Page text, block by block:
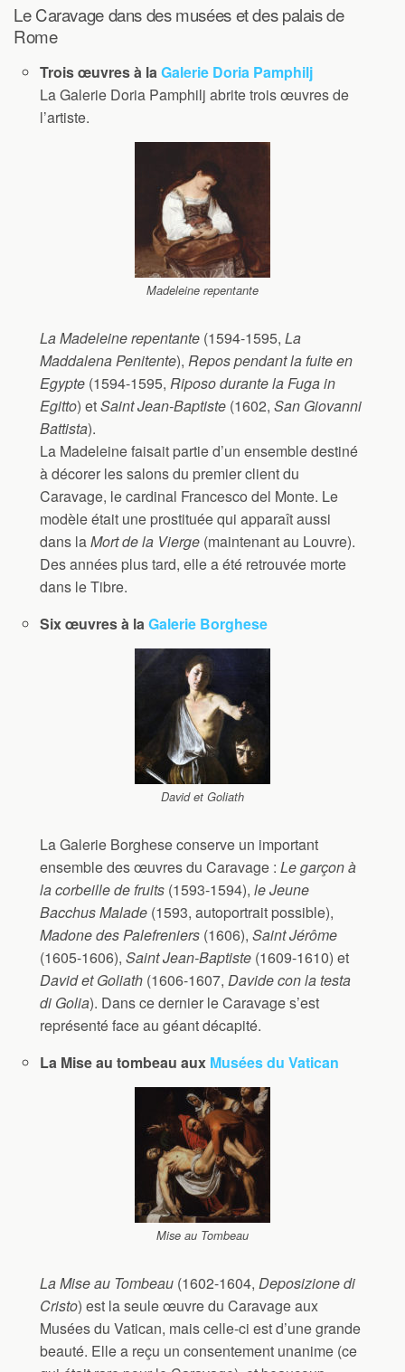
Le Caravage dans des musées et des palais de
Rome
Trois œuvres à laGalerie Doria Pamphilj
La Galerie Doria Pamphilj abrite trois œuvres de
l’artiste.
Madeleine repentante
La Madeleine repentante (1594-1595,La
Maddalena Penitente),Repos pendant la fuite en
Egypte (1594-1595,Riposo durante la Fuga in
Egitto) etSaint Jean-Baptiste (1602,San Giovanni
Battista).
La Madeleine faisait partie d’un ensemble destiné
à décorer les salons du premier client du
Caravage, le cardinal Francesco del Monte. Le
modèle était une prostituée qui apparaît aussi
dans laMort de la Vierge (maintenant au Louvre).
Des années plus tard, elle a été retrouvée morte
dans le Tibre.
Six œuvres à laGalerie Borghese
David et Goliath
La Galerie Borghese conserve un important
ensemble des œuvres du Caravage :Le garçon à
la corbeille de fruits (1593-1594),le Jeune
Bacchus Malade (1593, autoportrait possible),
Madone des Palefreniers (1606),Saint Jérôme
(1605-1606),Saint Jean-Baptiste (1609-1610) et
David et Goliath (1606-1607,Davide con la testa
di Golia). Dans ce dernier le Caravage s’est
représenté face au géant décapité.
La Mise au tombeau aux Musées du Vatican
Mise au Tombeau
La Mise au Tombeau (1602-1604,Deposizione di
Cristo) est la seule œuvre du Caravage aux
Musées du Vatican, mais celle-ci est d’une grande
beauté. Elle a reçu un consentement unanime (ce